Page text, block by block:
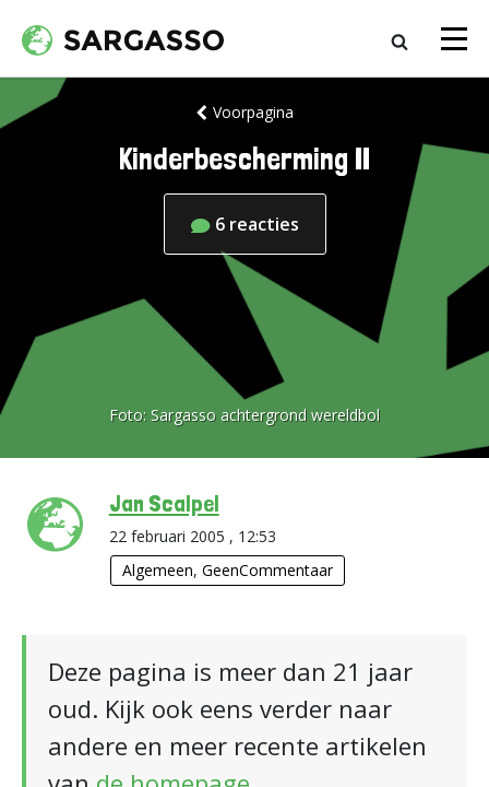
Voorpagina
Kinderbescherming II
6 reacties
Foto: Sargasso achtergrond wereldbol
Jan Scalpel
22 februari 2005 , 12:53
Algemeen, GeenCommentaar
Deze pagina is meer dan 21 jaar
oud. Kijk ook eens verder naar
andere en meer recente artikelen